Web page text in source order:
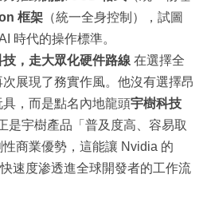
框架 （統一全身控制），試圖
時代的操作標準。
，走大眾化硬件路線 在選擇全
展現了務實作風。他沒有選擇昂
，而是點名內地龍頭宇樹科技
是宇樹產品「普及度高、容易取
商業優勢，這能讓 Nvidia 的
速度渗透進全球開發者的工作流